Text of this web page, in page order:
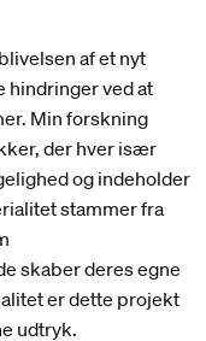
af et nyt
ved at
Min forskning
der hver især
og indeholder
stammer fra
skaber deres egne
er dette projekt
udtryk.